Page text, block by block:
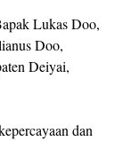
Lukas Doo,
Doo,
Deiyai,
dan